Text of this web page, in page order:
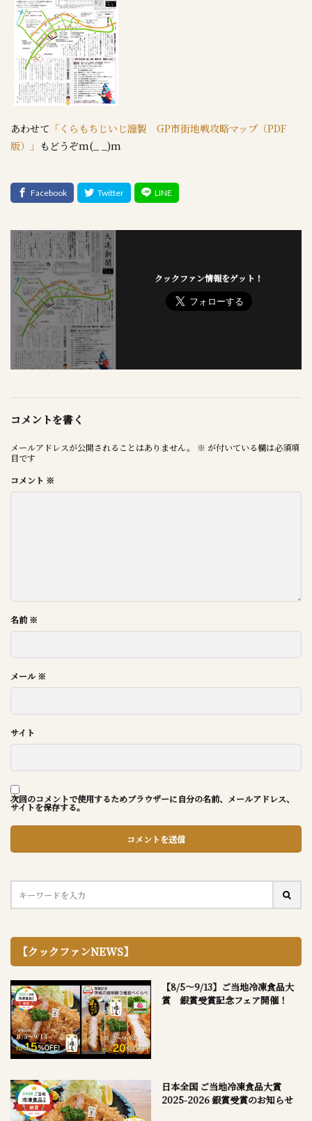
あわせて 「くらもちじいじ謹製 GP市街地戦攻略マップ（PDF
版）」 もどうぞm(_ _)m
クックファン情報をゲット！
コメントを書く
メールアドレスが公開されることはありません。 ※ が付いている欄は必須項
目です
コメント ※
名前※
メール※
サイト
次回のコメントで使用するためブラウザーに自分の名前、メールアドレス、
サイトを保存する。
【クックファンNEWS】
【8/5～9/13】ご当地冷凍食品大
賞 銀賞受賞記念フェア開催！
日本全国 ご当地冷凍食品大賞
2025-2026 銀賞受賞のお知らせ